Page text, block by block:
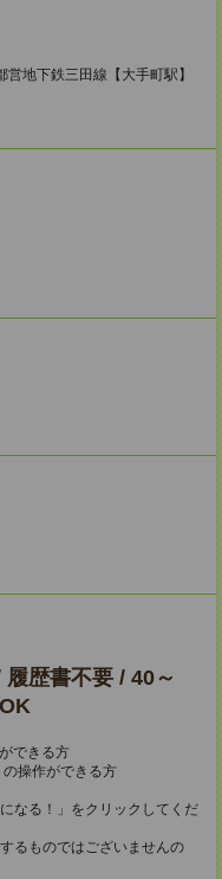
地下鉄三田線【大手町駅】
歴書不要 / 40～
できる方
操作ができる方
なる！」をクリックしてくだ
るものではございませんの